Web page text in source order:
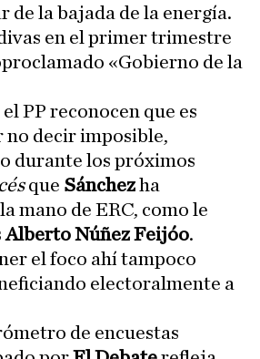
de la bajada de la energía.
en el primer trimestre
«Gobierno de la
PP reconocen que es
no decir imposible,
durante los próximos
que Sánchezha
mano de ERC, como le
Alberto Núñez Feijóo.
el foco ahí tampoco
electoralmente a
de encuestas